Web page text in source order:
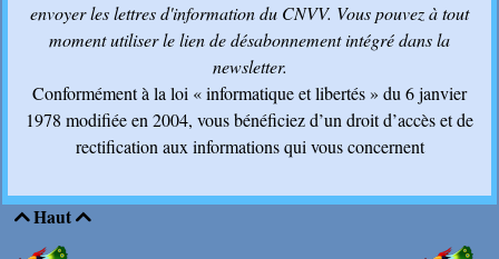
envoyer les lettres d'information du CNVV. Vous pouvez à tout
moment utiliser le lien de désabonnement intégré dans la
newsletter.
Conformément à la loi « informatique et libertés » du 6 janvier
1978 modifiée en 2004, vous bénéficiez d’un droit d’accès et de
rectification aux informations qui vous concernent
Haut 